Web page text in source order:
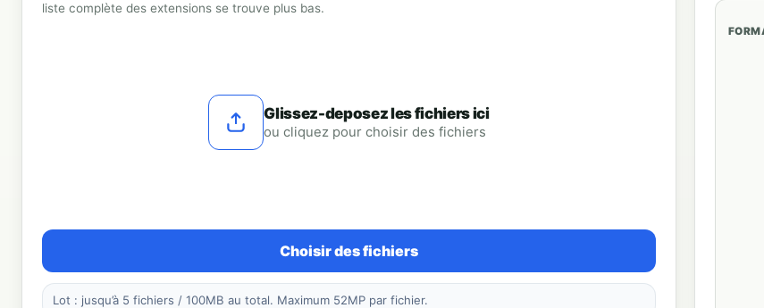
liste complète des extensions se trouve plus bas.
Glissez-deposez les fichiers ici
ou cliquez pour choisir des fichiers
Choisir des fichiers
Lot : jusqu’à 5 fichiers / 100MB au total. Maximum 52MP par fichier.